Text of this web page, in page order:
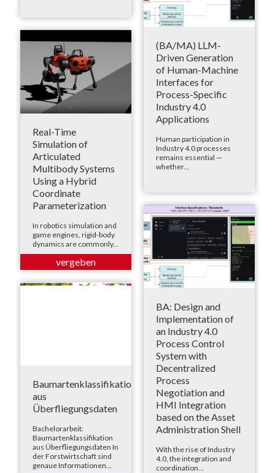
(BA/MA) LLM-
Driven Generation
of Human-Machine
Interfaces for
Process-Specific
Industry 4.0
Applications
Human participation in
Industry 4.0 processes
remains essential —
whether...
Real-Time
Simulation of
Articulated
Multibody Systems
Using a Hybrid
Coordinate
Parameterization
In robotics simulation and
game engines, rigid-body
dynamics are commonly...
BA: Design and
Implementation of
an Industry 4.0
Process Control
System with
Decentralized
Process
Negotiation and
HMI Integration
based on the Asset
Administration Shell
With the rise of Industry
4.0, the integration and
coordination...
Baumartenklassifikation
aus
Überfliegungsdaten
Bachelorarbeit:
Baumartenklassifikation
aus Überfliegungsdaten In
der Forstwirtschaft sind
genaue Informationen...